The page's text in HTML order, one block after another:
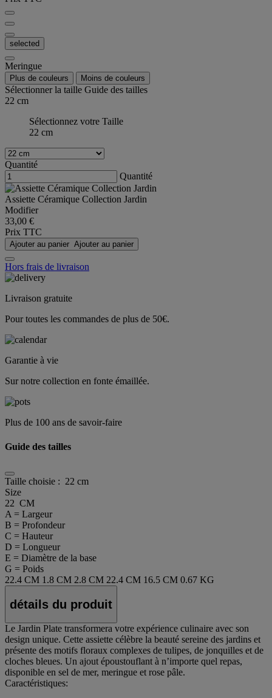
selected
Meringue
Plus de couleurs Moins de couleurs
Sélectionner la taille Guide des tailles
22 cm
Sélectionnez votre Taille
22 cm
Quantité
Quantité
Assiette Céramique Collection Jardin
Modifier
33,00 €
Prix TTC
Ajouter au panier Ajouter au panier
Hors frais de livraison
Livraison gratuite
Pour toutes les commandes de plus de 50€.
Garantie à vie
Sur notre collection en fonte émaillée.
Plus de 100 ans de savoir-faire
Guide des tailles
Taille choisie : 22 cm
Size
22 CM
A = Largeur
B = Profondeur
C = Hauteur
D = Longueur
E = Diamètre de la base
G = Poids
22.4 CM 1.8 CM 2.8 CM 22.4 CM 16.5 CM 0.67 KG
détails du produit
Le Jardin Plate transformera votre expérience culinaire avec son
design unique. Cette assiette célèbre la beauté sereine des jardins et
présente des motifs floraux complexes de tulipes, de jonquilles et de
cloches bleues. Un ajout époustouflant à n’importe quel repas,
disponible en sel de mer, meringue et rose pâle.
Caractéristiques: